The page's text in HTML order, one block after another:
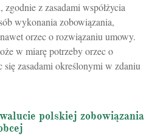
z zasadami współżycia
wykonania zobowiązania,
orzec o rozwiązaniu umowy.
w miarę potrzeby orzec o
zasadami określonymi w zdaniu
polskiej zobowiązania